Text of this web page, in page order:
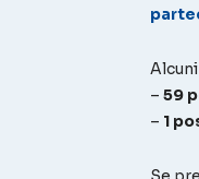
– 59
– 1